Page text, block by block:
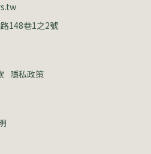
148巷1之2號
隱私政策